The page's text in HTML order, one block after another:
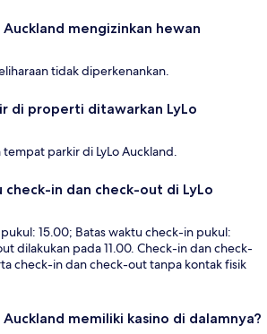
Auckland mengizinkan hewan
tidak diperkenankan.
di properti ditawarkan LyLo
parkir di LyLo Auckland.
check-in dan check-out di LyLo
15.00; Batas waktu check-in pukul:
dilakukan pada 11.00. Check-in dan check-
check-in dan check-out tanpa kontak fisik
Auckland memiliki kasino di dalamnya?